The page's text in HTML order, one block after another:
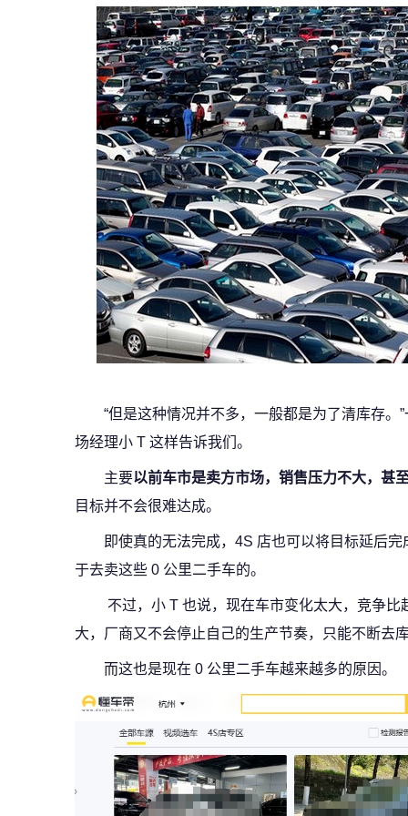
“但是这种情况并不多，一般都是为了清库存
场经理小 T 这样告诉我们。
主要以前车市是卖方市场，销售压力不大，甚
目标并不会很难达成。
即使真的无法完成，4S 店也可以将目标延后
于去卖这些 0 公里二手车的。
不过，小 T 也说，现在车市变化太大，竞争
大，厂商又不会停止自己的生产节奏，只能不断去
而这也是现在 0 公里二手车越来越多的原因。